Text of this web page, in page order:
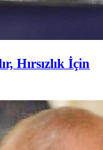
Hırsızlık İçin